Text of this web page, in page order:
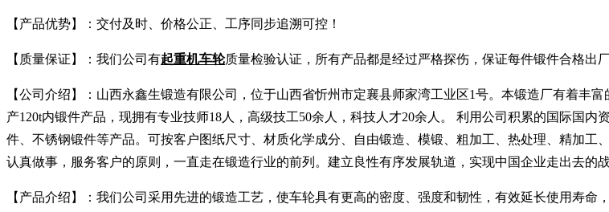
【产品优势】：交付及时、价格公正、工序同步追溯可控！
【质量保证】：我们公司有起重机车轮质量检验认证，所有产品都是经过严格探伤，保证每件锻件合格出
【公司介绍】：山西永鑫生锻造有限公司，位于山西省忻州市定襄县师家湾工业区1号。本锻造厂有着丰
产120t内锻件产品，现拥有专业技师18人，高级技工50余人，科技人才20余人。 利用公司积累的国际国
件、不锈钢锻件等产品。可按客户图纸尺寸、材质化学成分、自由锻造、模锻、粗加工、热处理、精加工
认真做事，服务客户的原则，一直走在锻造行业的前列。建立良性有序发展轨道，实现中国企业走出去的战
【产品介绍】：我们公司采用先进的锻造工艺，使车轮具有更高的密度、强度和韧性，有效延长使用寿